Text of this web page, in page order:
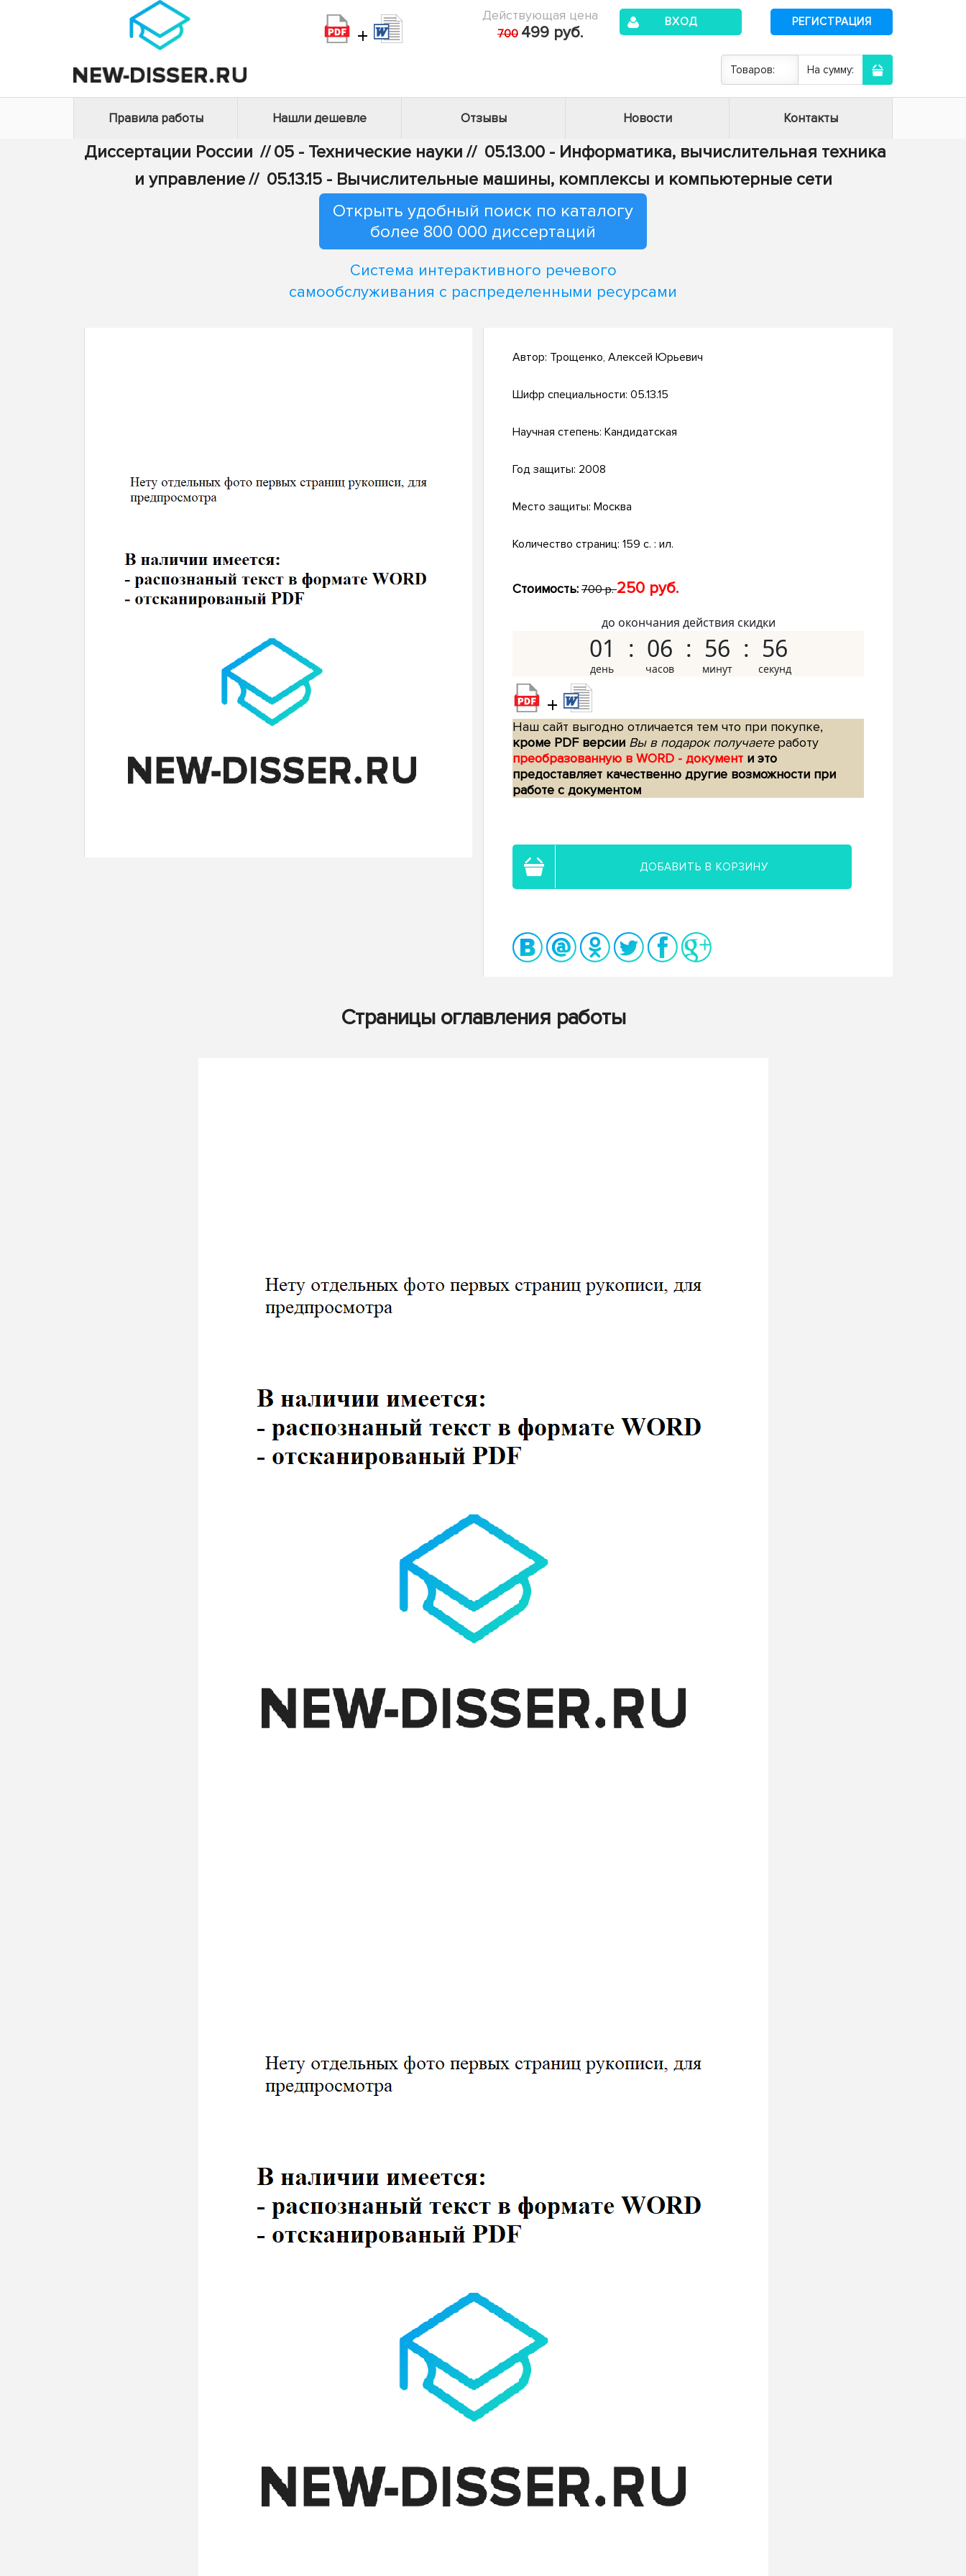
+
Действующая цена
700 499 руб.
ВХОД РЕГИСТРАЦИЯ
Товаров: На сумму:
Правила работы Нашли дешевле Отзывы Новости Контакты
Диссертации России // 05 - Технические науки // 05.13.00 - Информатика, вычислительная техника
и управление// 05.13.15 - Вычислительные машины, комплексы и компьютерные сети
Открыть удобный поиск по каталогу
более 800 000 диссертаций
Система интерактивного речевого
самообслуживания с распределенными ресурсами
Автор: Трощенко, Алексей Юрьевич
Шифр специальности: 05.13.15
Научная степень: Кандидатская
Год защиты: 2008
Место защиты: Москва
Количество страниц: 159 с. : ил.
Стоимость: 700 р.250 руб.
до окончания действия скидки
01 06 56 55
+
Наш сайт выгодно отличается тем что при покупке,
кроме PDF версии Вы в подарок получаетеработу
преобразованную в WORD - документ и это
предоставляет качественно другие возможности при
работе с документом
ДОБАВИТЬ В КОРЗИНУ
Страницы оглавления работы